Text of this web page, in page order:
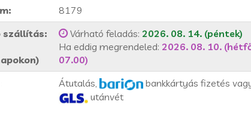
8179
szállítás:
Várható feladás: 2026. 08. 14. (péntek)
Ha eddig megrendeled: 2026. 08. 10.
07.00)
Átutalás,
bankkártyás fizetés
utánvét